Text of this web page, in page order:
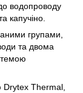
водопроводу
капучіно.
групами,
та двома
Drytex Thermal,